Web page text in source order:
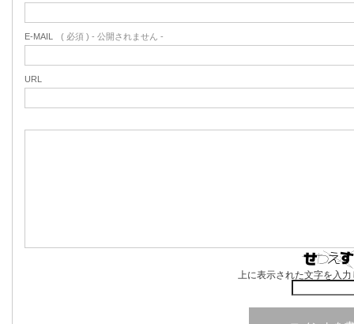
E-MAIL ( 必須 ) - 公開されません -
URL
上に表示された文字を入